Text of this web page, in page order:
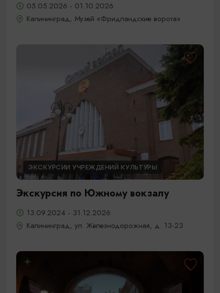
05.05.2026 - 01.10.2026
Калининград, Музей «Фридландские ворота»
ЭКСКУРСИИ УЧРЕЖДЕНИЙ КУЛЬТУРЫ
Экскурсия по Южному вокзалу
13.09.2024 - 31.12.2026
Калининград, ул. Железнодорожная, д. 13-23